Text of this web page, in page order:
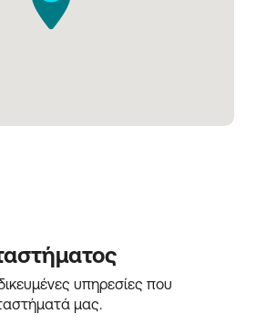
υπηρεσίες που
μας.